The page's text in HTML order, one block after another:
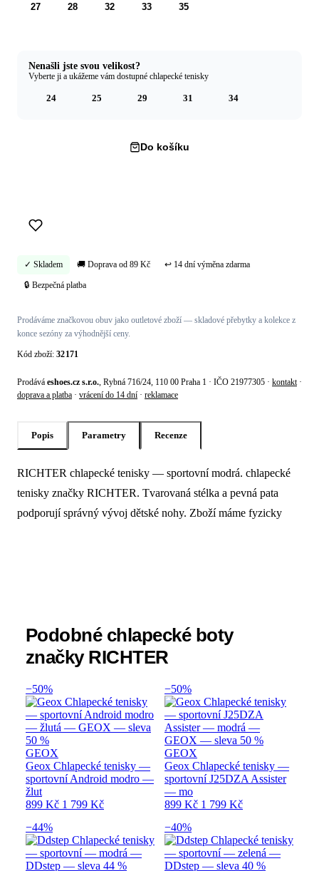
27 28 32 33 35
Nenašli jste svou velikost?
Vyberte ji a ukážeme vám dostupné chlapecké tenisky
24 25 29 31 34
Do košíku
✓ Skladem 🚚 Doprava od 89 Kč ↩ 14 dní výměna zdarma
🔒 Bezpečná platba
Prodáváme značkovou obuv jako outletové zboží — skladové přebytky a kolekce z
konce sezóny za výhodnější ceny.
Kód zboží: 32171
Prodává eshoes.cz s.r.o. , Rybná 716/24, 110 00 Praha 1 · IČO 21977305 · kontakt ·
doprava a platba · vrácení do 14 dní · reklamace
Popis Parametry Recenze
Popis produktu Richter Chlapecké
RICHTER chlapecké tenisky — sportovní modrá. chlapecké
tenisky značky RICHTER. Tvarovaná stélka a pevná pata
podporují správný vývoj dětské nohy. Zboží máme fyzicky
Podobné chlapecké boty
značky RICHTER
−50%
GEOX
Geox Chlapecké tenisky —
sportovní Android modro —
žlut
899 Kč 1 799 Kč
−50%
GEOX
Geox Chlapecké tenisky —
sportovní J25DZA Assister
— mo
899 Kč 1 799 Kč
−44%
−40%